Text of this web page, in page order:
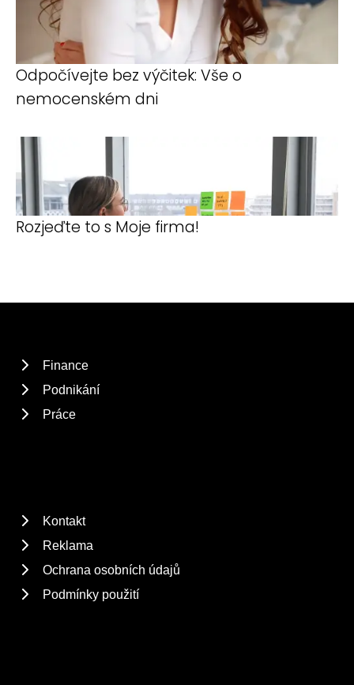
Odpočívejte bez výčitek: Vše o
nemocenském dni
Rozjeďte to s Moje firma!
Finance
Podnikání
Práce
Kontakt
Reklama
Ochrana osobních údajů
Podmínky použití